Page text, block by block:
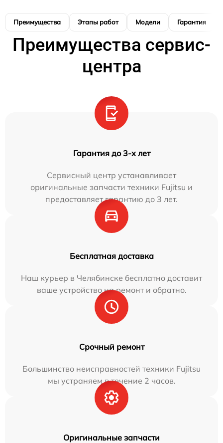
Преимущества Этапы работ Модели Гарантия
Преимущества сервис-
центра
Гарантия до 3-х лет
Сервисный центр устанавливает
оригинальные запчасти техники Fujitsu и
предоставляет гарантию до 3 лет.
Бесплатная доставка
Наш курьер в Челябинске бесплатно доставит
ваше устройство на ремонт и обратно.
Срочный ремонт
Большинство неисправностей техники Fujitsu
мы устраняем в течение 2 часов.
Оригинальные запчасти